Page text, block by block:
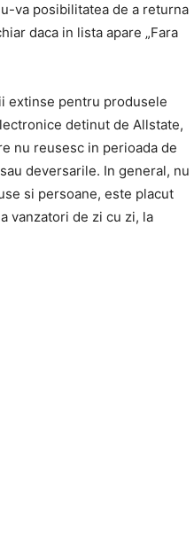
va posibilitatea de a returna
daca in lista apare „Fara
extinse pentru produsele
detinut de Allstate,
nu reusesc in perioada de
deversarile. In general, nu
si persoane, este placut
vanzatori de zi cu zi, la